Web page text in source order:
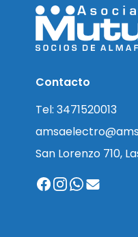
Contacto
Tel: 3471520013
San Lorenzo 710,